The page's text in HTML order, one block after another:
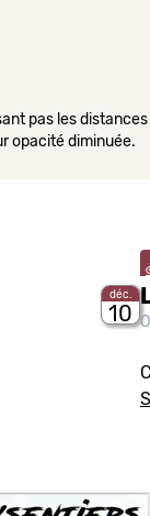
pas les distances
opacité diminuée.
déc.
10